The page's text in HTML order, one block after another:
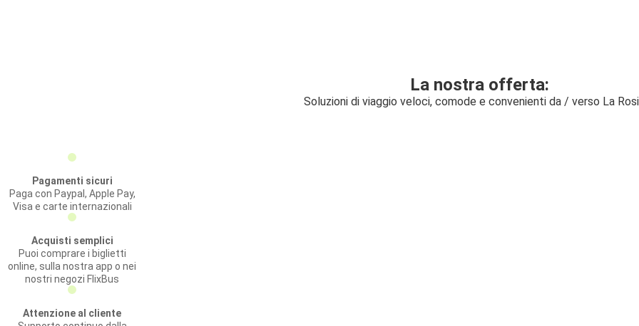
La nostra offerta:
Soluzioni di viaggio veloci, comode e convenienti da / verso La
Pagamenti sicuri
Paga con Paypal, Apple Pay,
Visa e carte internazionali
Acquisti semplici
Puoi comprare i biglietti
online, sulla nostra app o nei
nostri negozi FlixBus
Attenzione al cliente